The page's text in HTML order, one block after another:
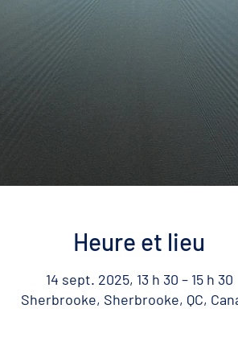
Heure et lieu
14 sept. 2025, 13 h 30 – 15 h 30
Sherbrooke, Sherbrooke, QC,